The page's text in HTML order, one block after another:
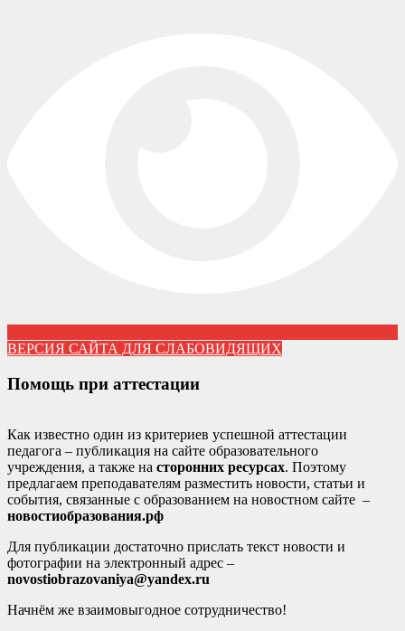
ВЕРСИЯ САЙТА ДЛЯ СЛАБОВИДЯЩИХ
Помощь при аттестации
Как известно один из критериев успешной аттестации
педагога – публикация на сайте образовательного
учреждения, а также на сторонних ресурсах. Поэтому
предлагаем преподавателям разместить новости, статьи и
события, связанные с образованием на новостном сайте –
новостиобразования.рф
Для публикации достаточно прислать текст новости и
фотографии на электронный адрес –
novostiobrazovaniya@yandex.ru
Начнём же взаимовыгодное сотрудничество!